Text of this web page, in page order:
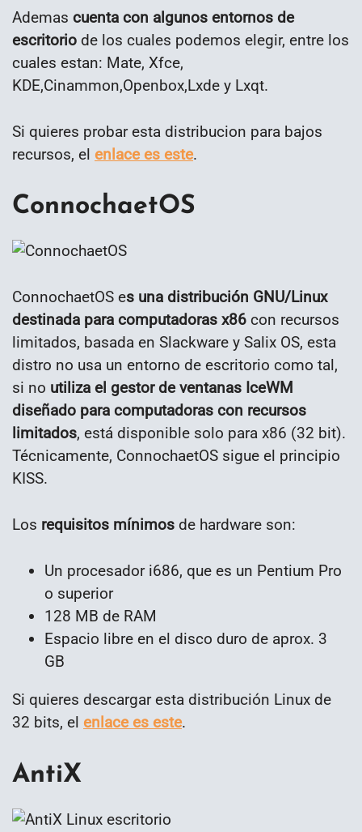
Ademas cuenta con algunos entornos de
escritorio de los cuales podemos elegir, entre los
cuales estan: Mate, Xfce,
KDE,Cinammon,Openbox,Lxde y Lxqt.
Si quieres probar esta distribucion para bajos
recursos, el enlace es este.
ConnochaetOS
ConnochaetOS es una distribución GNU/Linux
destinada para computadoras x86 con recursos
limitados, basada en Slackware y Salix OS, esta
distro no usa un entorno de escritorio como tal,
si no utiliza el gestor de ventanas IceWM
diseñado para computadoras con recursos
limitados, está disponible solo para x86 (32 bit).
Técnicamente, ConnochaetOS sigue el principio
KISS.
Los requisitos mínimos de hardware son:
Un procesador i686, que es un Pentium Pro
o superior
128 MB de RAM
Espacio libre en el disco duro de aprox. 3
GB
Si quieres descargar esta distribución Linux de
32 bits, el enlace es este.
AntiX